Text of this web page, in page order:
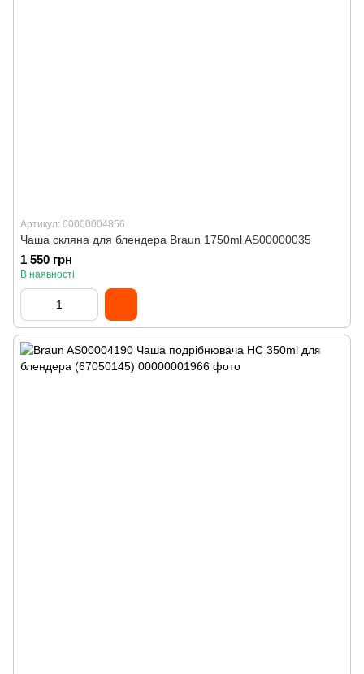
Артикул: 00000004856
Чаша скляна для блендера Braun 1750ml AS00000035
1 550 грн
В наявності